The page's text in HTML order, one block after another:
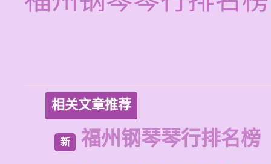
相关文章推荐
新 福州钢琴琴行排名榜